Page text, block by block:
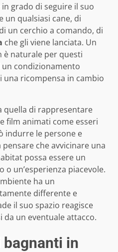
grado di seguire il suo
un qualsiasi cane, di
un cerchio a comando, di
che gli viene lanciata. Un
naturale per questi
un condizionamento
una ricompensa in cambio
quella di rappresentare
film animati come esseri
indurre le persone e
che avvicinare una
possa essere un
un’esperienza piacevole.
ha un
differente e
il suo spazio reagisce
un eventuale attacco.
bagnanti in